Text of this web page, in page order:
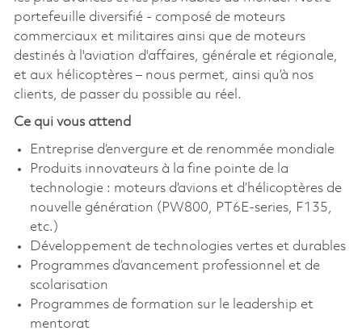
portefeuille diversifié - composé de moteurs
commerciaux et militaires ainsi que de moteurs
destinés à l'aviation d'affaires, générale et régionale,
et aux hélicoptères – nous permet, ainsi qu’à nos
clients, de passer du possible au réel.
Ce qui vous attend
Entreprise d’envergure et de renommée mondiale
Produits innovateurs à la fine pointe de la
technologie : moteurs d’avions et d’hélicoptères de
nouvelle génération (PW800, PT6E-series, F135,
etc.)
Développement de technologies vertes et durables
Programmes d’avancement professionnel et de
scolarisation
Programmes de formation sur le leadership et
mentorat